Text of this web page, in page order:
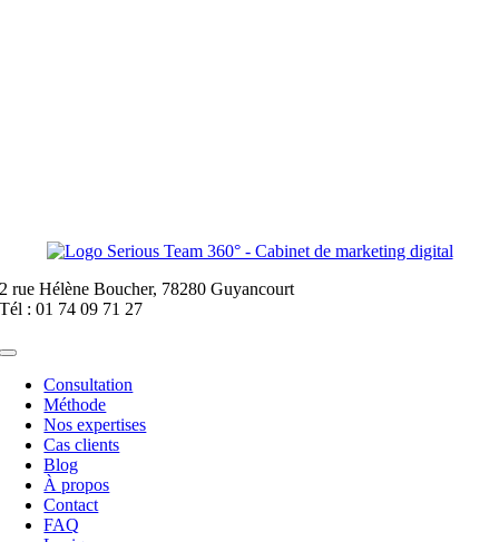
2 rue Hélène Boucher, 78280 Guyancourt
Tél : 01 74 09 71 27
Toggle
NavigationConsultation
Méthode
Nos expertises
Cas clients
Blog
À propos
Contact
FAQ